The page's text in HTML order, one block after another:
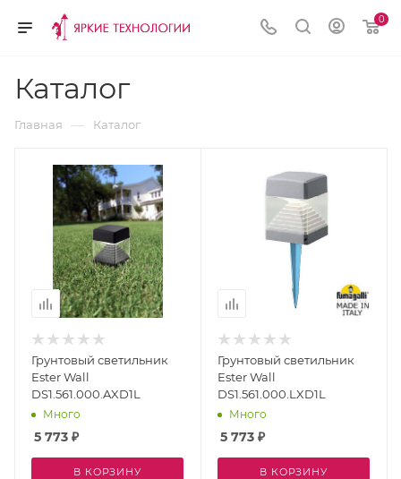
0
Каталог
Главная — Каталог
Грунтовый светильник
Ester Wall
DS1.561.000.AXD1L
Много
5 773 ₽
В КОРЗИНУ
Грунтовый светильник
Ester Wall
DS1.561.000.LXD1L
Много
5 773 ₽
В КОРЗИНУ